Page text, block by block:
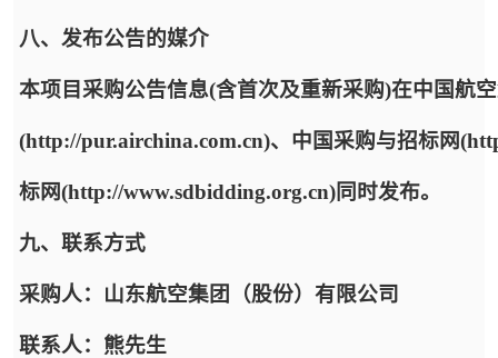
八、发布公告的媒介
本项目采购公告信息(含首次及重新采购)在中国航
(http://pur.airchina.com.cn)、中国采购与招标网
标网(http://www.sdbidding.org.cn)同时发布。
九、联系方式
采购人：山东航空集团（股份）有限公司
联系人：熊先生